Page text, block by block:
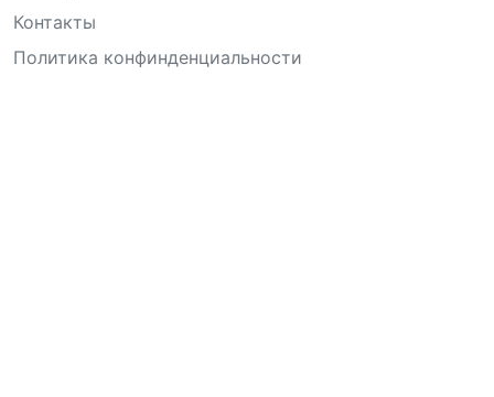
Контакты
Политика конфинденциальности